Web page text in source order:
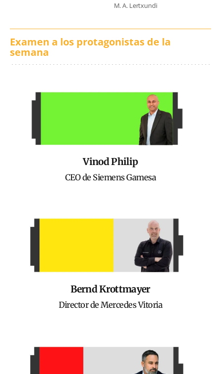
M. A. Lertxundi
Examen a los protagonistas de la
semana
Vinod Philip
CEO de Siemens Gamesa
Bernd Krottmayer
Director de Mercedes Vitoria